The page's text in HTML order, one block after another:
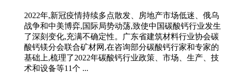
2022年,新冠疫情持续多点散发、房地产市场低迷、俄乌
战争和中美博弈,国际局势动荡,致使中国碳酸钙行业发生
了深刻变化,充满不确定性。广东省建筑材料行业协会碳
酸钙镁分会联合矿材网,在咨询部分碳酸钙行家和专家的
基础上,梳理了2022年碳酸钙行业政策、市场、生产、技
术和设备等11个 ...